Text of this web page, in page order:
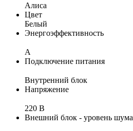
Алиса
Цвет
Белый
Энергоэффективность
A
Подключение питания
Внутренний блок
Напряжение
220 В
Внешний блок - уровень шума